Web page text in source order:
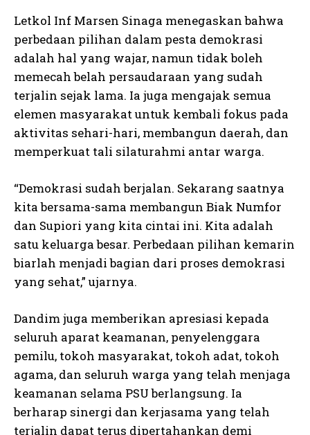
Letkol Inf Marsen Sinaga menegaskan bahwa
perbedaan pilihan dalam pesta demokrasi
adalah hal yang wajar, namun tidak boleh
memecah belah persaudaraan yang sudah
terjalin sejak lama. Ia juga mengajak semua
elemen masyarakat untuk kembali fokus pada
aktivitas sehari-hari, membangun daerah, dan
memperkuat tali silaturahmi antar warga.
“Demokrasi sudah berjalan. Sekarang saatnya
kita bersama-sama membangun Biak Numfor
dan Supiori yang kita cintai ini. Kita adalah
satu keluarga besar. Perbedaan pilihan kemarin
biarlah menjadi bagian dari proses demokrasi
yang sehat,” ujarnya.
Dandim juga memberikan apresiasi kepada
seluruh aparat keamanan, penyelenggara
pemilu, tokoh masyarakat, tokoh adat, tokoh
agama, dan seluruh warga yang telah menjaga
keamanan selama PSU berlangsung. Ia
berharap sinergi dan kerjasama yang telah
terjalin dapat terus dipertahankan demi